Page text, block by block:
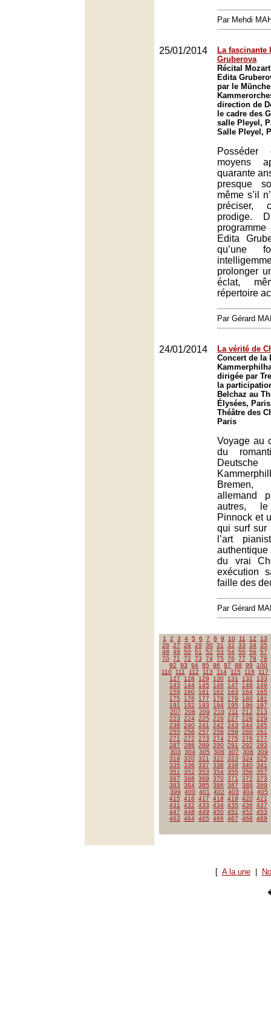
Par Mehdi
25/01/2014
La fascinante
Gruberova
Récital
Edita
par le
direction de
le cadre des
salle Pleyel,
Salle Pleyel,
Posséder
moyens
quarante
presque
même s’il
préciser,
prodige.
Edita
qu’une
prolonger
éclat,
répertoire
Par Gérard
24/01/2014
La vérité de
Concert de la
dirigée par
la
Belchaz au
Élysées,
Théâtre des
Paris
Voyage au
du
Deutsche
Bremen,
allemand
autres,
Pinnock et
qui surf sur
l’art
du vrai
exécution
faille des
Par Gérard
1 2 3 4 5 6 7 8 9 10 11 12
13
26
27 28 29 30 31 32 33 34 35
48
49 50 51 52 53 54 55 56
57
70 71 72 73 74 75 76 77 78
79
92
93 94 95 96 97 98 99
100
110
111 112 113 114 115 116
117
127
128 129 130 131 132
133
143
144 145 146 147 148
149
159
160 161 162 163 164
165
175
176 177 178 179 180
181
191
192 193 194 195 196
197
207
208 209 210 211 212
213
223
224 225 226 227 228
229
239
240 241 242 243 244 245
255
256 257 258 259 260 261
271
272 273 274 275 276
277
287
288 289 290 291 292
293
303
304 305 306 307 308
309
319
320 321 322 323 324 325
335
336 337 338 339 340 341
351
352 353 354 355 356
357
367
368 369 370 371 372
373
383
384 385 386 387 388
389
399
400 401 402 403 404 405
415
416 417 418 419 420 421
431
432 433 434 435 436
437
447
448 449 450 451 452
453
463
464 465 466 467 468 469
[ A la une|